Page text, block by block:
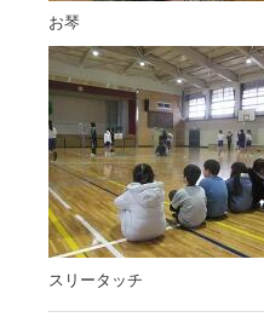
お琴 手
スリータッ